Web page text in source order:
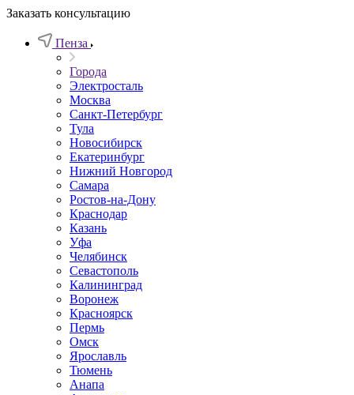
Заказать консультацию
Пенза
Города
Электросталь
Москва
Санкт-Петербург
Тула
Новосибирск
Екатеринбург
Нижний Новгород
Самара
Ростов-на-Дону
Краснодар
Казань
Уфа
Челябинск
Севастополь
Калининград
Воронеж
Красноярск
Пермь
Омск
Ярославль
Тюмень
Анапа